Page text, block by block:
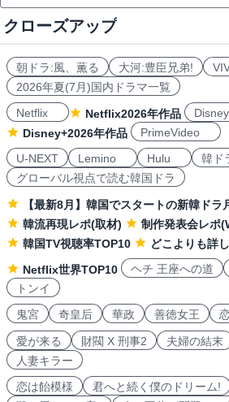
クローズアップ
朝ドラ:風、薫る 大河:豊臣兄弟!
2026年夏(7月)国内ドラマ一覧
Netflix
Netflix2026年作品
Disney+2026年作品
PrimeVideo
U-NEXT
Lemino Hulu
韓ド
グローバル視点で読む韓国ドラ
【最新8月】韓国でスタートの新韓ドラ
韓流再現レポ(取材)
制作発表会レポ
韓国TV視聴率TOP10
どこよりも詳
Netflix世界TOP10
ヘチ 王座への道
トンイ
鬼宮
奇皇后 華政 善徳女王
愛が来る 財閥 X 刑事2 夫婦の結末
人妻キラー
恋は飴模様
君へと続く僕のドリーム!